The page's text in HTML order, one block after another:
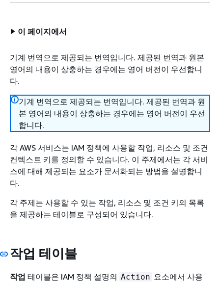
이 페이지에서
기계 번역으로 제공되는 번역입니다. 제공된 번역과 원본
영어의 내용이 상충하는 경우에는 영어 버전이 우선합니
다.
기계 번역으로 제공되는 번역입니다. 제공된 번역과 원
본 영어의 내용이 상충하는 경우에는 영어 버전이 우선
합니다.
각 AWS 서비스는 IAM 정책에 사용할 작업, 리소스 및 조건
컨텍스트 키를 정의할 수 있습니다. 이 주제에서는 각 서비
스에 대해 제공되는 요소가 문서화되는 방법을 설명합니
다.
각 주제는 사용할 수 있는 작업, 리소스 및 조건 키의 목록
을 제공하는 테이블로 구성되어 있습니다.
작업 테이블
작업 테이블은 IAM 정책 설명의 Action 요소에서 사용